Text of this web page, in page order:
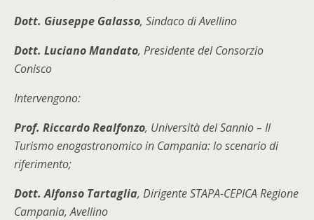
Dott. Giuseppe Galasso, Sindaco di Avellino
Dott. Luciano Mandato, Presidente del Consorzio
Conisco
Intervengono:
Prof. Riccardo Realfonzo, Università del Sannio – Il
Turismo enogastronomico in Campania: lo scenario di
riferimento;
Dott. Alfonso Tartaglia, Dirigente STAPA-CEPICA Regione
Campania, Avellino